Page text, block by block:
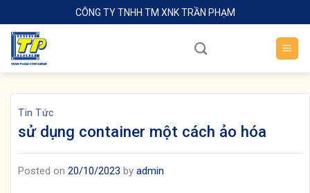
to
content
CÔNG TY TNHH TM XNK TRẦN PHẠM
Tin Tức
sử dụng container một cách ảo hóa
Posted on 20/10/2023 by admin